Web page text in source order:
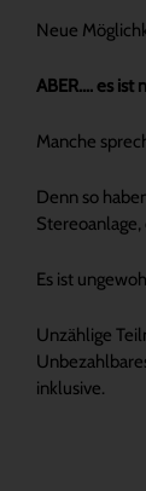
Neue
ABER…. es ist
Manche
Denn so
Es ist
Unzählige
inklusive.